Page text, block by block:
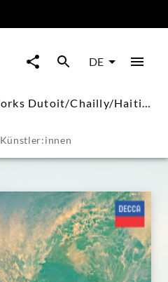
Haitink/
DE
DEBUSSY Orchestral Works Dutoit/Chailly/Haitink/Ansermet
Künstler:innen